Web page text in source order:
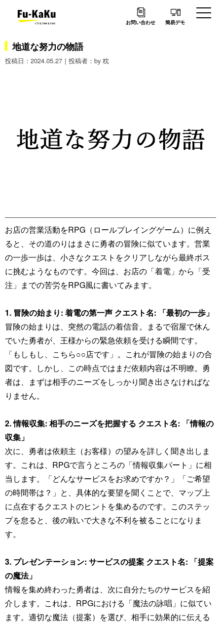
お問い合わせ 簡易デモ
地道な努力の物語
2024.05.27 by 枕
お店の営業活動をRPG（ロールプレイングゲーム）に例え
ると、その道のりはまさに勇者の冒険に似ています。営業
の一歩一歩は、小さなクエストをクリアしながら最終ボス
に挑むようなものです。今回は、お店の「着電」から「受
注」までの苦労をRPG風に書いてみます。
1. 冒険の始まり: 着電の第一声 クエスト名: 「最初の一歩」
冒険の始まりは、突然の電話の着信音。まるで宿屋で休ん
でいた勇者が、王様からの緊急依頼を受ける瞬間です。
「もしもし、こちら○○店です」。これが冒険の始まりの合
図です。しかし、この時点ではまだ依頼内容は不明瞭。勇
者は、まずは相手のニーズをしっかり聞き出さなければな
りません。
2. 情報収集: 相手のニーズを把握する クエスト名: 「情報の
収集」
次に、勇者は依頼主（お客様）の望みを詳しく聞き出しま
す。これは、RPGで言うところの「情報収集パート」に相
当します。「どんなサービスをお求めですか？」「ご希望
の時間帯は？」と、具体的な要望を聞くことで、マップ上
に点在するクエストのヒントを集めるのです。このステッ
プを怠ると、後の戦いで大きな不利を被ることになりま
す。
3. プレゼンテーション: サービスの提案 クエスト名: 「提案
の魔法」
情報を集め終わった勇者は、次に自分たちのサービスを紹
介します。これは、RPGにおける「魔法の詠唱」に似てい
ます。適切な魔法（提案）を選び、相手に効果的に伝える